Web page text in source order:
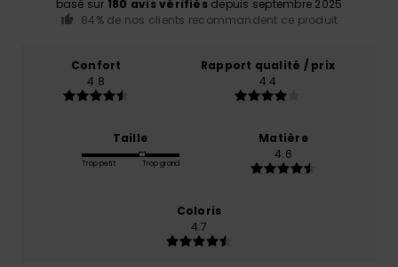
basé sur 180 avis vérifiésdepuis septembre 2025
84% de nos clients recommandent ce produit
Confort
4.8
Rapport qualité / prix
4.4
Taille
Trop petit Trop grand
Matière
4.6
Coloris
4.7